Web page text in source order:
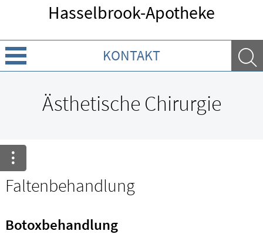
Hasselbrook-Apotheke
KONTAKT
Ratgeber
Krankheiten & Therapie
Ästhetische Chirurgie
Faltenbehandlung
Botoxbehandlung